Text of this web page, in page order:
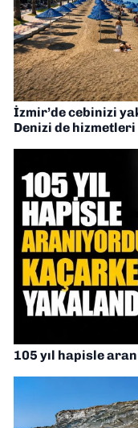
İzmir’de cebinizi
Denizi de hizmetleri
105 yıl hapisle